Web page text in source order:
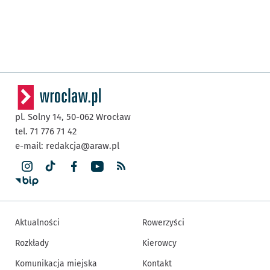
pl. Solny 14, 50-062 Wrocław
tel. 71 776 71 42
e-mail: redakcja@araw.pl
Aktualności
Rozkłady
Komunikacja miejska
Rowerzyści
Kierowcy
Kontakt